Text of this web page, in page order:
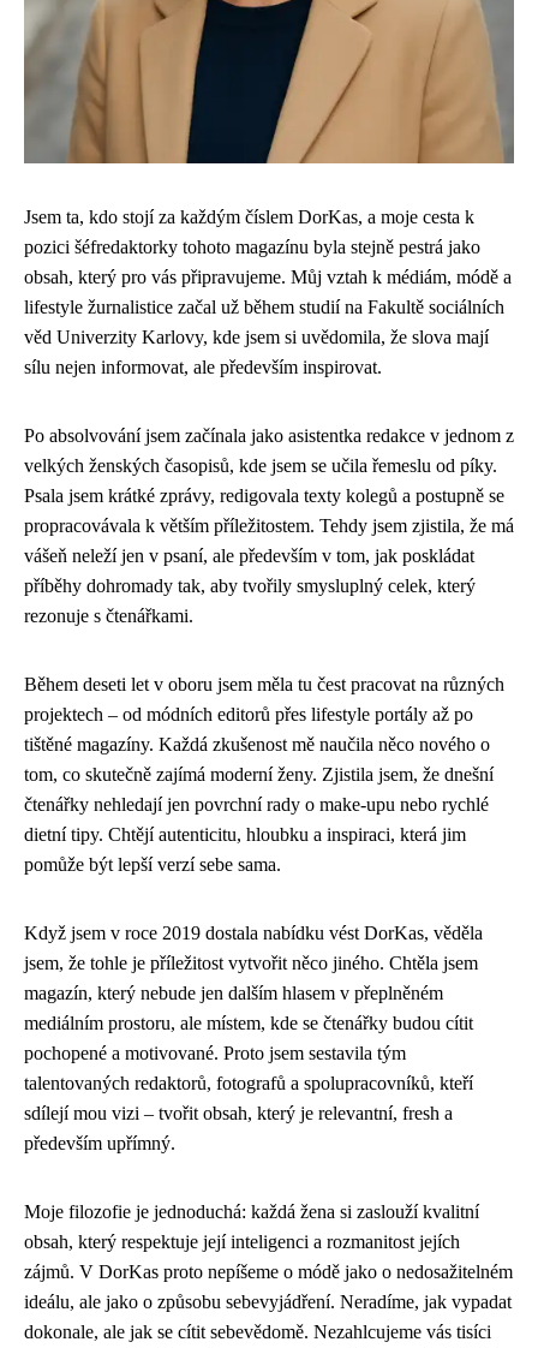
Jsem ta, kdo stojí za každým číslem DorKas, a moje cesta k
pozici šéfredaktorky tohoto magazínu byla stejně pestrá jako
obsah, který pro vás připravujeme. Můj vztah k médiám, módě a
lifestyle žurnalistice začal už během studií na Fakultě sociálních
věd Univerzity Karlovy, kde jsem si uvědomila, že slova mají
sílu nejen informovat, ale především inspirovat.
Po absolvování jsem začínala jako asistentka redakce v jednom z
velkých ženských časopisů, kde jsem se učila řemeslu od píky.
Psala jsem krátké zprávy, redigovala texty kolegů a postupně se
propracovávala k větším příležitostem. Tehdy jsem zjistila, že má
vášeň neleží jen v psaní, ale především v tom, jak poskládat
příběhy dohromady tak, aby tvořily smysluplný celek, který
rezonuje s čtenářkami.
Během deseti let v oboru jsem měla tu čest pracovat na různých
projektech – od módních editorů přes lifestyle portály až po
tištěné magazíny. Každá zkušenost mě naučila něco nového o
tom, co skutečně zajímá moderní ženy. Zjistila jsem, že dnešní
čtenářky nehledají jen povrchní rady o make-upu nebo rychlé
dietní tipy. Chtějí autenticitu, hloubku a inspiraci, která jim
pomůže být lepší verzí sebe sama.
Když jsem v roce 2019 dostala nabídku vést DorKas, věděla
jsem, že tohle je příležitost vytvořit něco jiného. Chtěla jsem
magazín, který nebude jen dalším hlasem v přeplněném
mediálním prostoru, ale místem, kde se čtenářky budou cítit
pochopené a motivované. Proto jsem sestavila tým
talentovaných redaktorů, fotografů a spolupracovníků, kteří
sdílejí mou vizi – tvořit obsah, který je relevantní, fresh a
především upřímný.
Moje filozofie je jednoduchá: každá žena si zaslouží kvalitní
obsah, který respektuje její inteligenci a rozmanitost jejích
zájmů. V DorKas proto nepíšeme o módě jako o nedosažitelném
ideálu, ale jako o způsobu sebevyjádření. Neradíme, jak vypadat
dokonale, ale jak se cítit sebevědomě. Nezahlcujeme vás tisíci